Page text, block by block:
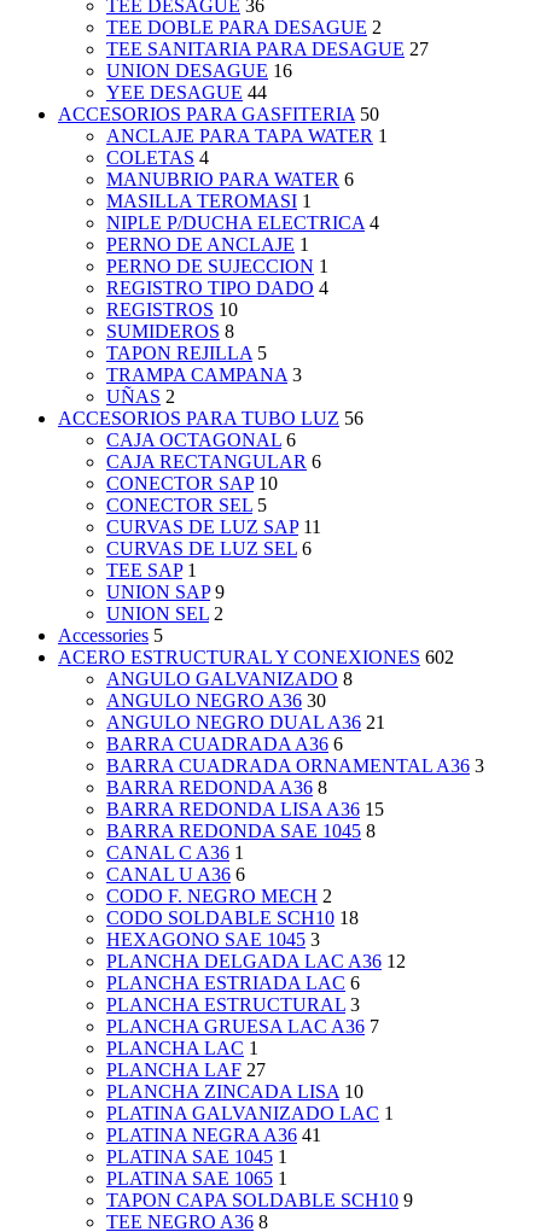
TEE DESAGUE 36
TEE DOBLE PARA DESAGUE 2
TEE SANITARIA PARA DESAGUE 27
UNION DESAGUE 16
YEE DESAGUE 44
ACCESORIOS PARA GASFITERIA 50
ANCLAJE PARA TAPA WATER 1
COLETAS 4
MANUBRIO PARA WATER 6
MASILLA TEROMASI 1
NIPLE P/DUCHA ELECTRICA 4
PERNO DE ANCLAJE 1
PERNO DE SUJECCION 1
REGISTRO TIPO DADO 4
REGISTROS 10
SUMIDEROS 8
TAPON REJILLA 5
TRAMPA CAMPANA 3
UÑAS 2
ACCESORIOS PARA TUBO LUZ 56
CAJA OCTAGONAL 6
CAJA RECTANGULAR 6
CONECTOR SAP 10
CONECTOR SEL 5
CURVAS DE LUZ SAP 11
CURVAS DE LUZ SEL 6
TEE SAP 1
UNION SAP 9
UNION SEL 2
Accessories 5
ACERO ESTRUCTURAL Y CONEXIONES 602
ANGULO GALVANIZADO 8
ANGULO NEGRO A36 30
ANGULO NEGRO DUAL A36 21
BARRA CUADRADA A36 6
BARRA CUADRADA ORNAMENTAL A36 3
BARRA REDONDA A36 8
BARRA REDONDA LISA A36 15
BARRA REDONDA SAE 1045 8
CANAL C A36 1
CANAL U A36 6
CODO F. NEGRO MECH 2
CODO SOLDABLE SCH10 18
HEXAGONO SAE 1045 3
PLANCHA DELGADA LAC A36 12
PLANCHA ESTRIADA LAC 6
PLANCHA ESTRUCTURAL 3
PLANCHA GRUESA LAC A36 7
PLANCHA LAC 1
PLANCHA LAF 27
PLANCHA ZINCADA LISA 10
PLATINA GALVANIZADO LAC 1
PLATINA NEGRA A36 41
PLATINA SAE 1045 1
PLATINA SAE 1065 1
TAPON CAPA SOLDABLE SCH10 9
TEE NEGRO A36 8